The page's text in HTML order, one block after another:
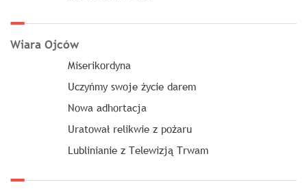
Wiara Ojców
Miserikordyna
Uczyńmy swoje życie darem
Nowa adhortacja
Uratował relikwie z pożaru
Lublinianie z Telewizją Trwam